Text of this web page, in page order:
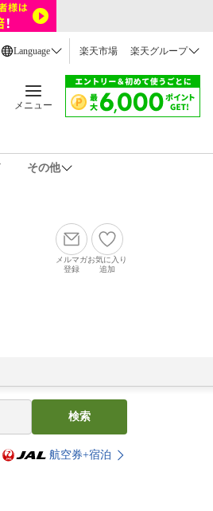
Language 楽天市場 楽天グループ
メニュー
その他
メルマガ
登録
お気に入り
追加
検索
航空券+宿泊